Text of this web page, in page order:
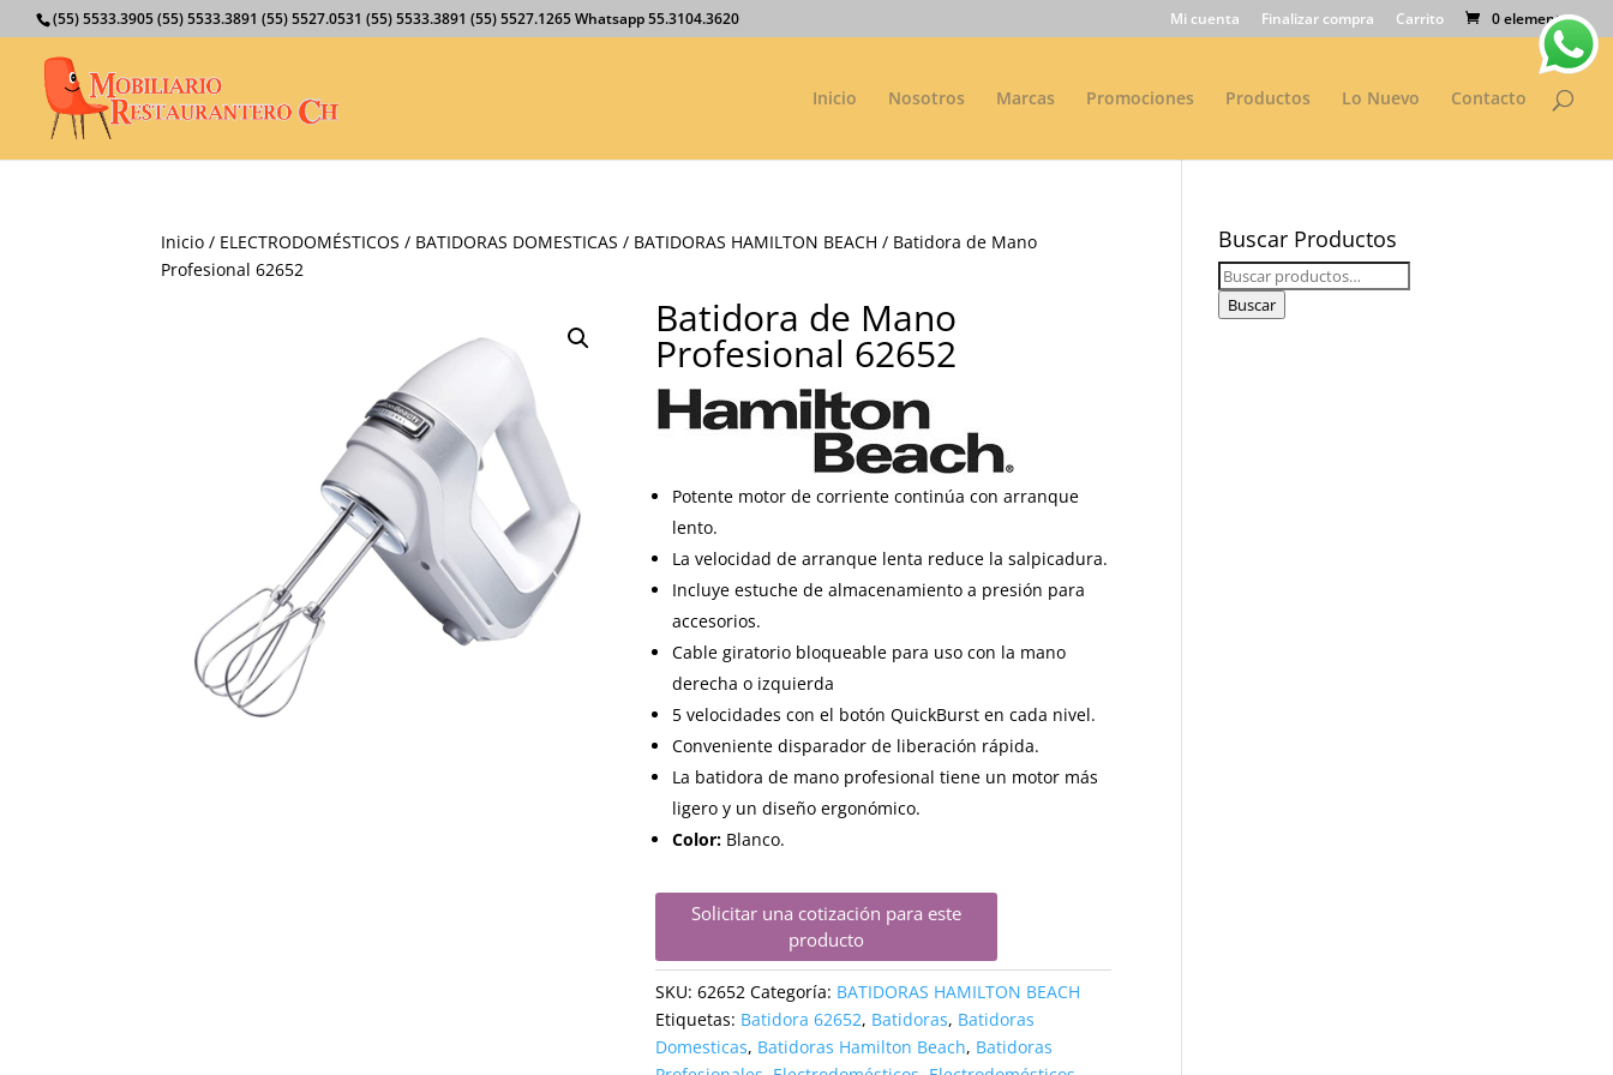
(55) 5533.3905 (55) 5533.3891 (55) 5527.0531 (55) 5533.3891 (55) 5527.1265 Whatsapp 55.3104.3620 Mi cuenta Finalizar compra Carrito 0 elementos
Inicio Nosotros Marcas Promociones Productos Lo Nuevo Contacto
Inicio / ELECTRODOMÉSTICOS / BATIDORAS DOMESTICAS / BATIDORAS HAMILTON BEACH / Batidora de Mano
Profesional 62652
Batidora de Mano
Profesional 62652
Potente motor de corriente continúa con arranque
lento.
La velocidad de arranque lenta reduce la salpicadura.
Incluye estuche de almacenamiento a presión para
accesorios.
Cable giratorio bloqueable para uso con la mano
derecha o izquierda
5 velocidades con el botón QuickBurst en cada nivel.
Conveniente disparador de liberación rápida.
La batidora de mano profesional tiene un motor más
ligero y un diseño ergonómico.
Color: Blanco.
Solicitar una cotización para este
producto
SKU:62652 Categoría: BATIDORAS HAMILTON BEACH
Etiquetas: Batidora 62652, Batidoras, Batidoras
Domesticas, Batidoras Hamilton Beach, Batidoras
Buscar Productos
Buscar
por:
Buscar